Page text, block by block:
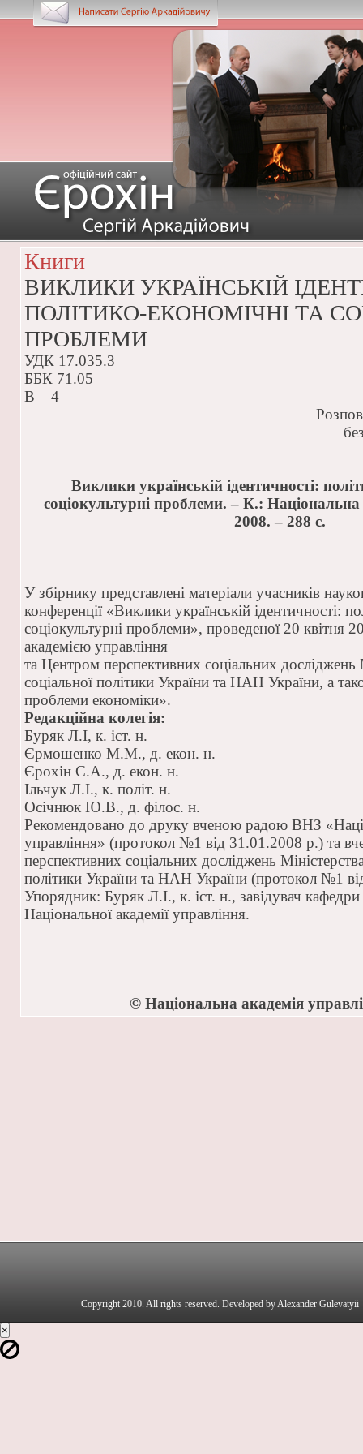
Книги
ВИКЛИКИ УКРАЇНСЬКІЙ
ПОЛІТИКО-ЕКОНОМІЧНІ ТА
ПРОБЛЕМИ
УДК 17.035.3
ББК 71.05
В – 4
Виклики українській ідентичності:
соціокультурні проблеми. – К.:
2008. – 288 с.
У збірнику представлені матеріали учасників
конференції «Виклики українській ідентичності:
соціокультурні проблеми», проведеної 20 квітня
академією управління
та Центром перспективних соціальних досліджень
соціальної політики України та НАН України, а
проблеми економіки».
Редакційна колегія:
Буряк Л.І, к. іст. н.
Єрмошенко М.М., д. екон. н.
Єрохін С.А., д. екон. н.
Ільчук Л.І., к. політ. н.
Осічнюк Ю.В., д. філос. н.
Рекомендовано до друку вченою радою ВНЗ
управління» (протокол №1 від 31.01.2008 р.) та
перспективних соціальних досліджень
політики України та НАН України (протокол №1
Упорядник: Буряк Л.І., к. іст. н., завідувач кафедри
Національної академії управління.
© Національна академія
Copyright 2010. All rights reserved. Developed by Alexander Gulevatyii
×